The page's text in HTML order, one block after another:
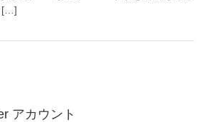
[…]
アカウント